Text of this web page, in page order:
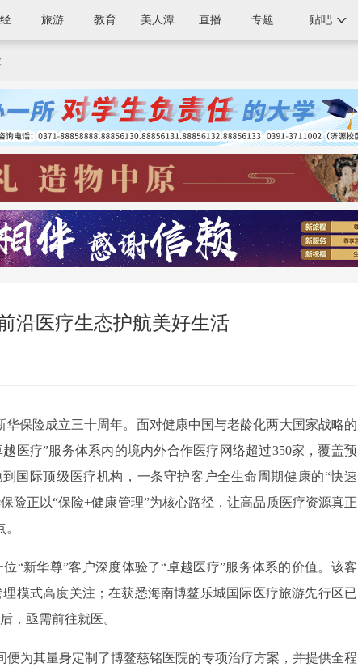
旅游 教育 美人潭 直播 专题 贴吧
沿医疗生态护航美好生活
华保险成立三十周年。面对健康中国与老龄化两大国家战略的
医疗”服务体系内的境内外合作医疗网络超过350家，覆盖预
国际顶级医疗机构，一条守护客户全生命周期健康的“快速
险正以“保险+健康管理”为核心路径，让高品质医疗资源真正
“新华尊”客户深度体验了“卓越医疗”服务体系的价值。该客
模式高度关注；在获悉海南博鳌乐城国际医疗旅游先行区已
，亟需前往就医。
为其量身定制了博鳌慈铭医院的专项治疗方案，并提供全程